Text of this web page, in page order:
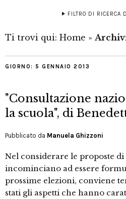
FILTRO DI RICERCA
Ti trovi qui: Home »
GIORNO: 5 GENNAIO 2013
"Consultazione
la scuola", di
Pubblicato da Manuela Ghizzoni
Nel considerare le proposte
incominciano ad essere
prossime elezioni, conviene
stati gli aspetti che hanno